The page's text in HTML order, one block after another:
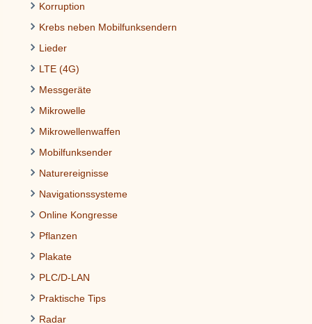
Korruption
Krebs neben Mobilfunksendern
Lieder
LTE (4G)
Messgeräte
Mikrowelle
Mikrowellenwaffen
Mobilfunksender
Naturereignisse
Navigationssysteme
Online Kongresse
Pflanzen
Plakate
PLC/D-LAN
Praktische Tips
Radar